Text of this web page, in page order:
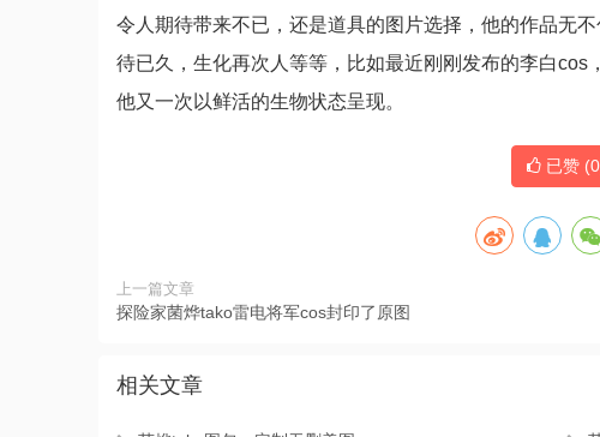
令人期待带来不已，还是道具的图片选择，他的作品无
待已久，生化再次人等等，比如最近刚刚发布的李白cos
他又一次以鲜活的生物状态呈现。
已赞 (0
上一篇文章
探险家菌烨tako雷电将军cos封印了原图
相关文章